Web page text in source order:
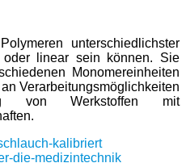
unterschiedlichster
oder linear sein können. Sie
Monomereinheiten
Verarbeitungsmöglichkeiten
von Werkstoffen mit